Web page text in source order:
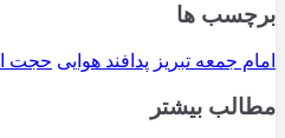
برچسب ها
امام جمعه تبریز پدافند هوایی حجت
مطالب بیشتر